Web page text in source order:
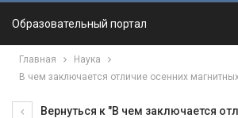
Образовательный портал
Главная
Наука
В чем заключается отличие осенних
Вернуться к "В чем заключается